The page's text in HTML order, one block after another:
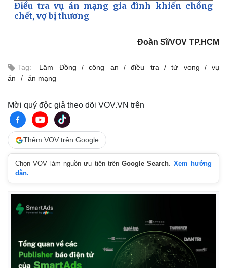
Điều tra vụ án mạng gia đình khiến chồng
chết, vợ bị thương
Đoàn Sĩ/VOV TP.HCM
Tag: Lâm Đồng công an điều tra tử vong
vụ
án
án mạng
Mời quý độc giả theo dõi VOV.VN trên
Thêm VOV trên Google
Chọn VOV làm nguồn ưu tiên trênGoogle Search. Xem hướng
dẫn.